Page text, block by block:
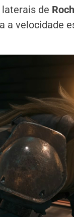
de
a velocidade